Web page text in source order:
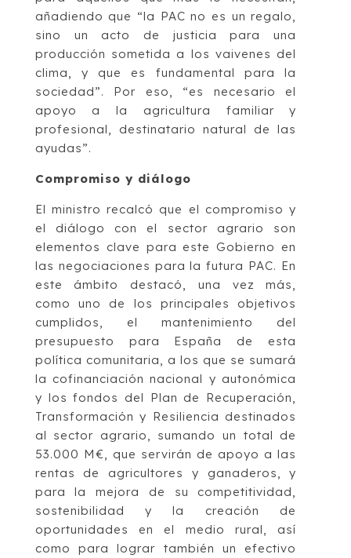
añadiendo que “la PAC no es un regalo,
sino un acto de justicia para una
producción sometida a los vaivenes del
clima, y que es fundamental para la
sociedad”. Por eso, “es necesario el
apoyo a la agricultura familiar y
profesional, destinatario natural de las
ayudas”.
Compromiso y diálogo
El ministro recalcó que el compromiso y
el diálogo con el sector agrario son
elementos clave para este Gobierno en
las negociaciones para la futura PAC. En
este ámbito destacó, una vez más,
como uno de los principales objetivos
cumplidos, el mantenimiento del
presupuesto para España de esta
política comunitaria, a los que se sumará
la cofinanciación nacional y autonómica
y los fondos del Plan de Recuperación,
Transformación y Resiliencia destinados
al sector agrario, sumando un total de
53.000 M€, que servirán de apoyo a las
rentas de agricultores y ganaderos, y
para la mejora de su competitividad,
sostenibilidad y la creación de
oportunidades en el medio rural, así
como para lograr también un efectivo